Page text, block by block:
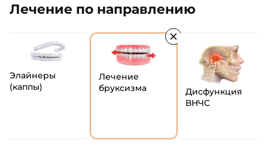
Лечение по направлению
Элайнеры
(каппы)
Лечение
бруксизма
Дисфункция
ВНЧС